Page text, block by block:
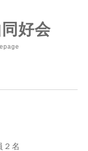
好会
２名